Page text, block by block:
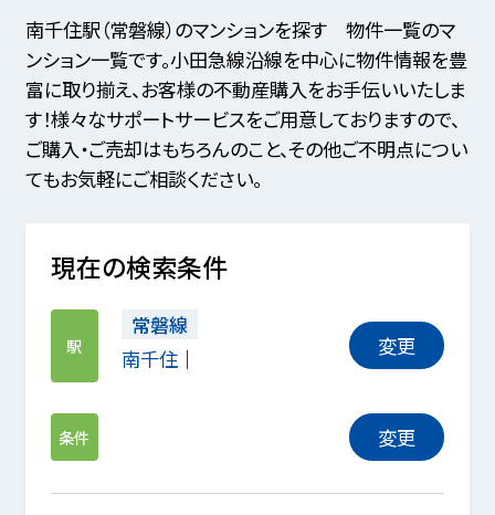
南千住駅（常磐線）のマンションを探す 物件一覧のマ
ンション一覧です。小田急線沿線を中心に物件情報を豊
富に取り揃え、お客様の不動産購入をお手伝いいたしま
す！様々なサポートサービスをご用意しておりますので、
ご購入・ご売却はもちろんのこと、その他ご不明点につい
てもお気軽にご相談ください。
現在の検索条件
駅
常磐線
南千住
変更
条件 変更